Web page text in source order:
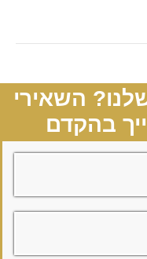
השאירי
בהקדם